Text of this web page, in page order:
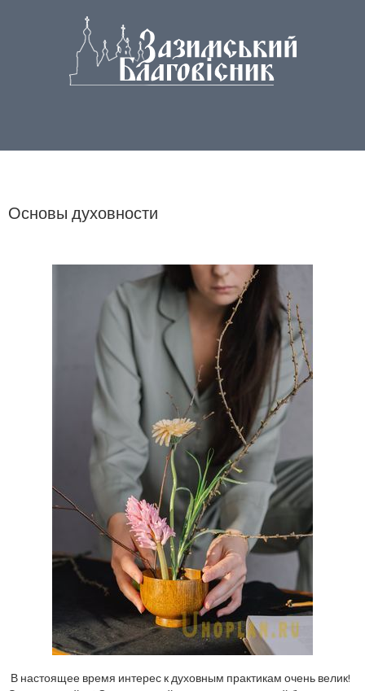
Основы духовности
В настоящее время интерес к духовным практикам очень велик!